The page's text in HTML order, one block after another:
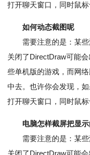
打开聊天窗口，同时鼠
如何动态截图呢
需要注意的是：某些
关闭了DirectDraw可能
些单机版的游戏，而网
中去。也许你会发现，
打开聊天窗口，同时鼠
电脑怎样截屏把显
需要注意的是：某些
关闭了DirectDraw可能